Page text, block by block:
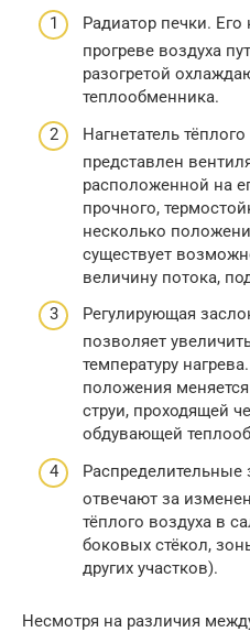
Радиатор печки.
прогреве воздуха
разогретой
теплообменника.
Нагнетатель
представлен
расположенной на
прочного,
несколько
существует
величину потока,
Регулирующая
позволяет
температуру
положения
струи, проходящей
обдувающей
Распределительные
отвечают за
тёплого воздуха в
боковых стёкол,
других участков).
Несмотря на различия